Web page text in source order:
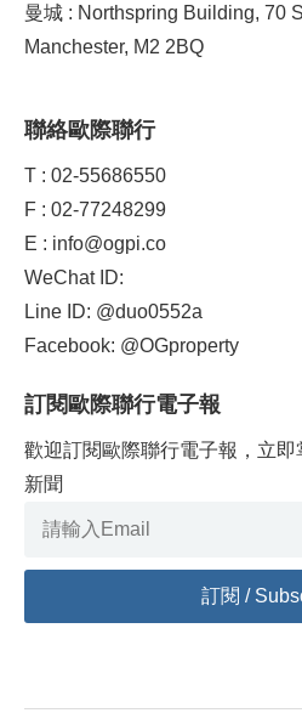
曼城 : Northspring Building, 70
Manchester, M2 2BQ
聯絡歐際聯行
T : 02-55686550
F : 02-77248299
E : info@ogpi.co
WeChat ID:
Line ID: @duo0552a
Facebook: @OGproperty
訂閱歐際聯行電子報
歡迎訂閱歐際聯行電子報，立
新聞